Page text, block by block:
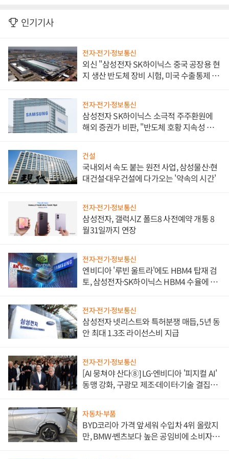
인기기사
전자·전기·정보통신
외신 "삼성전자 SK하이닉스 중국 공장용 현
지 생산 반도체 장비 시험, 미국 수출통제 대
전자·전기·정보통신
삼성전자 SK하이닉스 소극적 주주환원에
해외 증권가 비판, "반도체 호황 지속성 의
건설
국내외서 속도 붙는 원전 사업, 삼성물산·현
대건설·대우건설에 다가오는 '약속의 시간'
전자·전기·정보통신
삼성전자, 갤럭시Z 폴드8 사전예약 개통 8
월31일까지 연장
전자·전기·정보통신
엔비디아 '루빈 울트라'에도 HBM4 탑재 검
토, 삼성전자·SK하이닉스 HBM4 수율에 주
전자·전기·정보통신
삼성전자 넷리스트와 특허분쟁 매듭, 5년 동
안 최대 1.3조 라이선스비 지급
전자·전기·정보통신
[AI 뭉쳐야 산다⑧] LG·엔비디아 '피지컬 AI'
동맹 강화, 구광모 제조·데이터·기술 결집
자동차·부품
BYD코리아 가격 앞세워 수입차 4위 올랐지
만, BMW·벤츠보다 높은 공임비에 소비자